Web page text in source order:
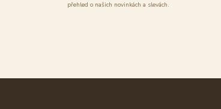
přehled o našich novinkách a slevách.